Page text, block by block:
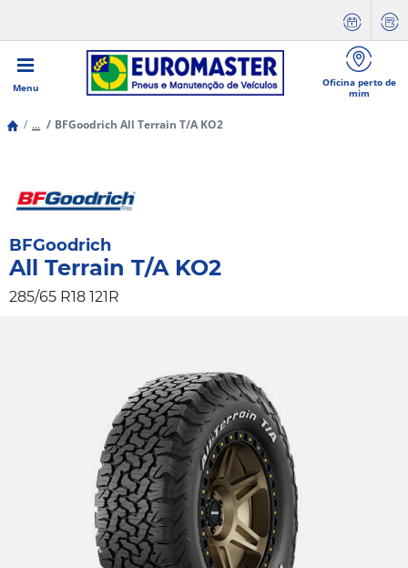
Menu
Oficina perto de
mim
... BFGoodrich All Terrain T/A KO2
BFGoodrich
All Terrain T/A KO2
285/65 R18 121R